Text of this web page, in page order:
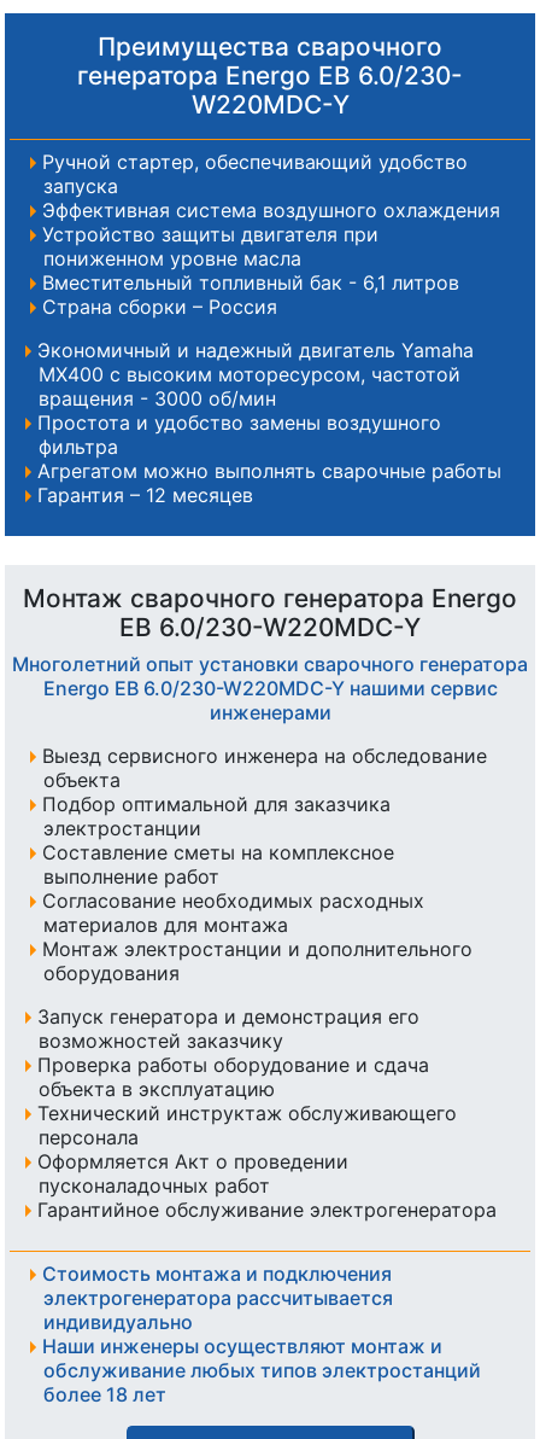
Преимущества сварочного
генератора Energo EB 6.0/230-
W220MDC-Y
Ручной стартер, обеспечивающий удобство
запуска
Эффективная система воздушного охлаждения
Устройство защиты двигателя при
пониженном уровне масла
Вместительный топливный бак - 6,1 литров
Страна сборки – Россия
Экономичный и надежный двигатель Yamaha
MX400 с высоким моторесурсом, частотой
вращения - 3000 об/мин
Простота и удобство замены воздушного
фильтра
Агрегатом можно выполнять сварочные работы
Гарантия – 12 месяцев
Монтаж сварочного генератора Energo
EB 6.0/230-W220MDC-Y
Многолетний опыт установки сварочного генератора
Energo EB 6.0/230-W220MDC-Y нашими сервис
инженерами
Выезд сервисного инженера на обследование
объекта
Подбор оптимальной для заказчика
электростанции
Составление сметы на комплексное
выполнение работ
Согласование необходимых расходных
материалов для монтажа
Монтаж электростанции и дополнительного
оборудования
Запуск генератора и демонстрация его
возможностей заказчику
Проверка работы оборудование и сдача
объекта в эксплуатацию
Технический инструктаж обслуживающего
персонала
Оформляется Акт о проведении
пусконаладочных работ
Гарантийное обслуживание электрогенератора
Стоимость монтажа и подключения
электрогенератора рассчитывается
индивидуально
Наши инженеры осуществляют монтаж и
обслуживание любых типов электростанций
более 18 лет